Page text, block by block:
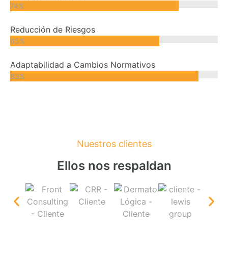
80%
Reducción de Riesgos
70%
Adaptabilidad a Cambios Normativos
90%
Nuestros clientes
Ellos nos respaldan